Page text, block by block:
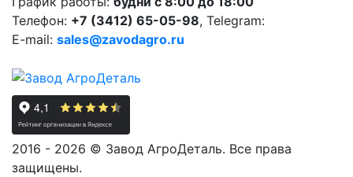
Телефон: +7 (3412) 65-05-98, Telegram:
E-mail: sales@zavodagro.ru
2016 - 2026 © Завод АгроДеталь. Все права
защищены.